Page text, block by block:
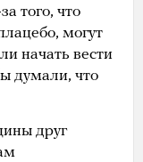
того, что
могут
начать вести
думали, что
друг